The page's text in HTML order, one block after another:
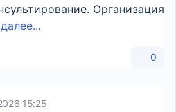
Организация
0
15:25